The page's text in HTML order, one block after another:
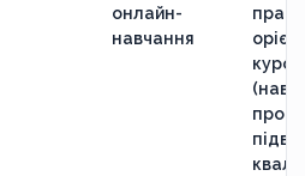
онлайн-
навчання
курс